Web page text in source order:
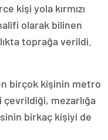
kişi yola kırmızı
olarak bilinen
toprağa verildi.
birçok kişinin metro
çevrildiği, mezarlığa
birkaç kişiyi de